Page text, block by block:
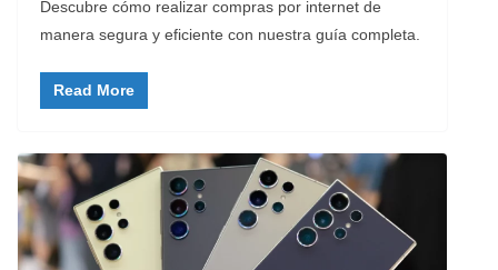
Descubre cómo realizar compras por internet de
manera segura y eficiente con nuestra guía completa.
Read More